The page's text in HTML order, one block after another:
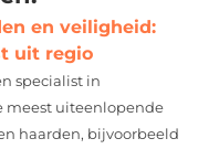
en veiligheid:
uit regio
specialist in
meest uiteenlopende
haarden, bijvoorbeeld